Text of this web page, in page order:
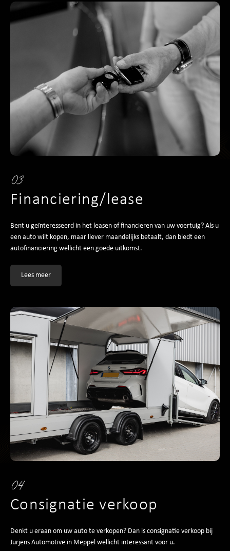
03
Financiering/lease
Bent u geïnteresseerd in het leasen of financieren van uw voertuig? Als u
een auto wilt kopen, maar liever maandelijks betaalt, dan biedt een
autofinanciering wellicht een goede uitkomst.
Lees meer
04
Consignatie verkoop
Denkt u eraan om uw auto te verkopen? Dan is consignatie verkoop bij
Jurjens Automotive in Meppel wellicht interessant voor u.